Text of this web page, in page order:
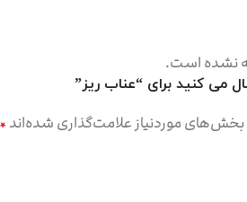
نشده است.
می کنید برای “عناب ریز”
بخش‌های موردنیاز علامت‌گذاری شده‌اند *